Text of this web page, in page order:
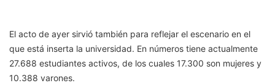
El acto de ayer sirvió también para reflejar el escenario en el
que está inserta la universidad. En números tiene actualmente
27.688 estudiantes activos, de los cuales 17.300 son mujeres y
10.388 varones.